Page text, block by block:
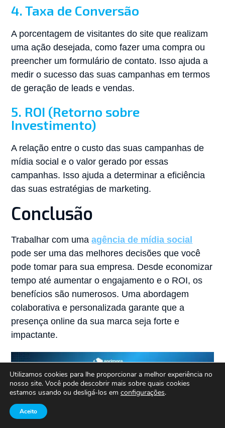
4. Taxa de Conversão
A porcentagem de visitantes do site que realizam
uma ação desejada, como fazer uma compra ou
preencher um formulário de contato. Isso ajuda a
medir o sucesso das suas campanhas em termos
de geração de leads e vendas.
5. ROI (Retorno sobre
Investimento)
A relação entre o custo das suas campanhas de
mídia social e o valor gerado por essas
campanhas. Isso ajuda a determinar a eficiência
das suas estratégias de marketing.
Conclusão
Trabalhar com umaagência de mídia social
pode ser uma das melhores decisões que você
pode tomar para sua empresa. Desde economizar
tempo até aumentar o engajamento e o ROI, os
benefícios são numerosos. Uma abordagem
colaborativa e personalizada garante que a
presença online da sua marca seja forte e
impactante.
Utilizamos cookies para lhe proporcionar a melhor experiência no
nosso site. Você pode descobrir mais sobre quais cookies
estamos usando ou desligá-los em configurações.
Aceito